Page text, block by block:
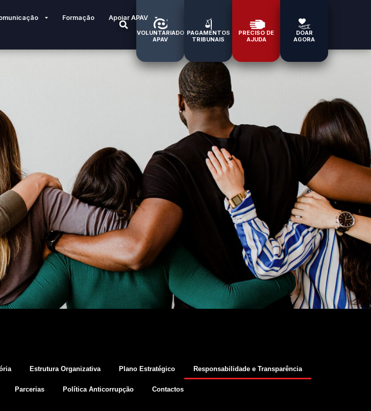
Formação Apoiar APAV
VOLUNTARIADO
APAV
PAGAMENTOS
TRIBUNAIS
PRECISO DE
AJUDA
DOAR
AGORA
Estrutura Organizativa Plano Estratégico Responsabilidade e Transparência
Parcerias Política Anticorrupção Contactos